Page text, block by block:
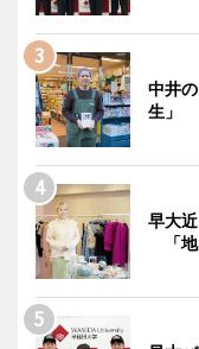
中井
生」
早大
「地